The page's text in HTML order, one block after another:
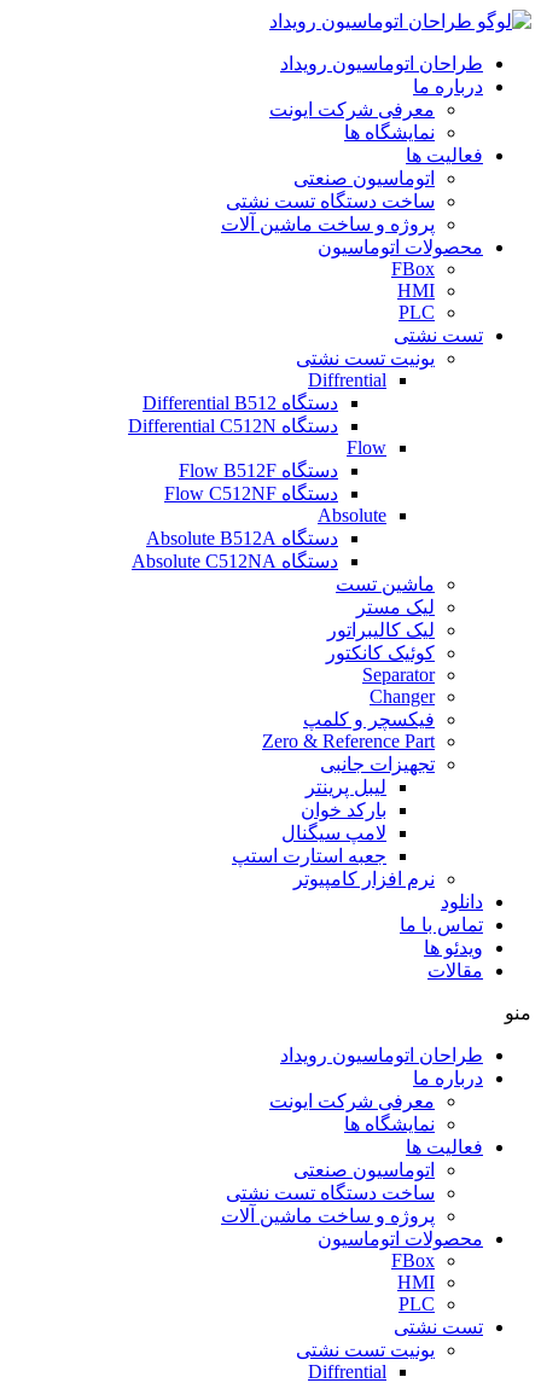
طراحان اتوماسیون رویداد
درباره ما
معرفی شرکت ایونت
نمایشگاه ها
فعالیت ها
اتوماسیون صنعتی
ساخت دستگاه تست نشتی
پروژه و ساخت ماشین آلات
محصولات اتوماسیون
FBox
HMI
PLC
تست نشتی
یونیت تست نشتی
Diffrential
دستگاه Differential B512
دستگاه Differential C512N
Flow
دستگاه Flow B512F
دستگاه Flow C512NF
Absolute
دستگاه Absolute B512A
دستگاه Absolute C512NA
ماشین تست
لیک مستر
لیک کالیبراتور
کوئیک کانکتور
Separator
Changer
فیکسچر و کلمپ
Zero & Reference Part
تجهیزات جانبی
لیبل پرینتر
بارکد خوان
لامپ سیگنال
جعبه استارت استپ
نرم افزار کامپیوتر
دانلود
تماس با ما
ویدئو ها
مقالات
منو
طراحان اتوماسیون رویداد
درباره ما
معرفی شرکت ایونت
نمایشگاه ها
فعالیت ها
اتوماسیون صنعتی
ساخت دستگاه تست نشتی
پروژه و ساخت ماشین آلات
محصولات اتوماسیون
FBox
HMI
PLC
تست نشتی
یونیت تست نشتی
Diffrential